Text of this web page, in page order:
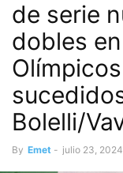
de serie
dobles
Bolelli/
By Emet - julio 23, 2024